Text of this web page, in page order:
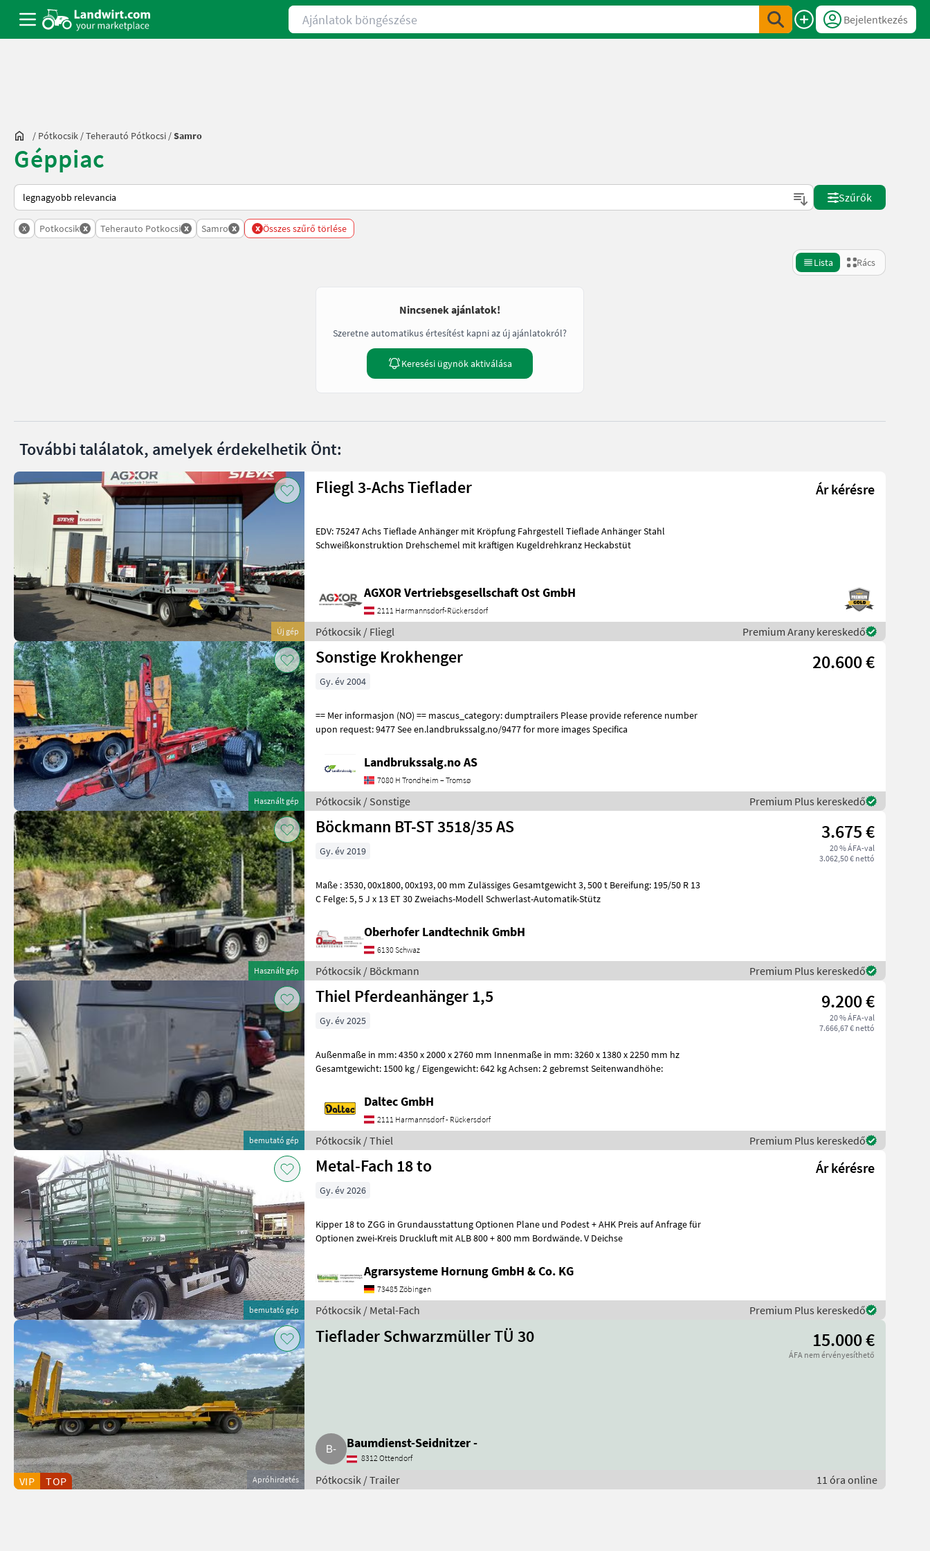
Ajánlatok böngészése
Bejelentkezés
/ Pótkocsik /Teherautó Pótkocsi /Samro
Géppiac
Így van sorba rendezve a Landwirt.com-on
Szűrők
x Potkocsik x Teherauto Potkocsi x Samro x x Összes szűrő törlése
Lista Rács
Nincsenek ajánlatok!
Szeretne automatikus értesítést kapni az új ajánlatokról?
Keresési ügynök aktiválása
További találatok, amelyek érdekelhetik Önt:
Új gép
Fliegl 3-Achs Tieflader Ár kérésre
EDV: 75247 Achs Tieflade Anhänger mit Kröpfung Fahrgestell Tieflade Anhänger Stahl
Schweißkonstruktion Drehschemel mit kräftigen Kugeldrehkranz Heckabstüt
AGXOR Vertriebsgesellschaft Ost GmbH
2111 Harmannsdorf-Rückersdorf
Pótkocsik / Fliegl Premium Arany kereskedő
Használt gép
Sonstige Krokhenger 20.600 €
Gy. év 2004
== Mer informasjon (NO) == mascus_category: dumptrailers Please provide reference number
upon request: 9477 See en.landbrukssalg.no/9477 for more images Specifica
Landbrukssalg.no AS
7080 H Trondheim – Tromsø
Pótkocsik / Sonstige Premium Plus kereskedő
Használt gép
Böckmann BT-ST 3518/35 AS 3.675 €
20 % ÁFA-val
3.062,50 € nettó
Gy. év 2019
Maße : 3530, 00x1800, 00x193, 00 mm Zulässiges Gesamtgewicht 3, 500 t Bereifung: 195/50 R 13
C Felge: 5, 5 J x 13 ET 30 Zweiachs-Modell Schwerlast-Automatik-Stütz
Oberhofer Landtechnik GmbH
6130 Schwaz
Pótkocsik / Böckmann Premium Plus kereskedő
bemutató gép
Thiel Pferdeanhänger 1,5 9.200 €
20 % ÁFA-val
7.666,67 € nettó
Gy. év 2025
Außenmaße in mm: 4350 x 2000 x 2760 mm Innenmaße in mm: 3260 x 1380 x 2250 mm hz
Gesamtgewicht: 1500 kg / Eigengewicht: 642 kg Achsen: 2 gebremst Seitenwandhöhe:
Daltec GmbH
2111 Harmannsdorf - Rückersdorf
Pótkocsik / Thiel Premium Plus kereskedő
bemutató gép
Metal-Fach 18 to Ár kérésre
Gy. év 2026
Kipper 18 to ZGG in Grundausstattung Optionen Plane und Podest + AHK Preis auf Anfrage für
Optionen zwei-Kreis Druckluft mit ALB 800 + 800 mm Bordwände. V Deichse
Agrarsysteme Hornung GmbH & Co. KG
73485 Zöbingen
Pótkocsik / Metal-Fach Premium Plus kereskedő
Apróhirdetés
VIP TOP
Tieflader Schwarzmüller TÜ 30 15.000 €
ÁFA nem érvényesíthető
Baumdienst-Seidnitzer -
8312 Ottendorf
Pótkocsik / Trailer 11 óra online